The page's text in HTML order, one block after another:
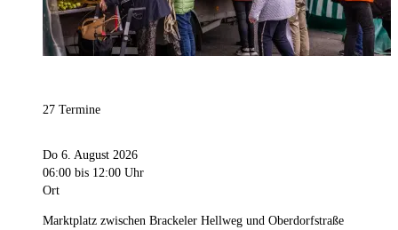
27 Termine
Do 6. August 2026
06:00 bis 12:00 Uhr
Ort
Marktplatz zwischen Brackeler Hellweg und Oberdorfstraße